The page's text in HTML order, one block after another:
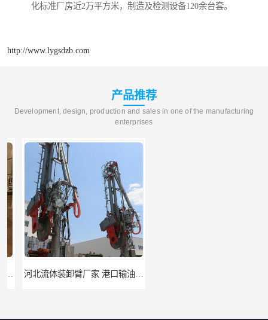
化标准厂房近2万平方米，制造及检测设备120余台套。
http://www.lygsdzb.com
产品推荐
Development, design, production and sales in one of the manufacturing
enterprises
河北流体装卸臂厂家 港口输油臂 节能环保